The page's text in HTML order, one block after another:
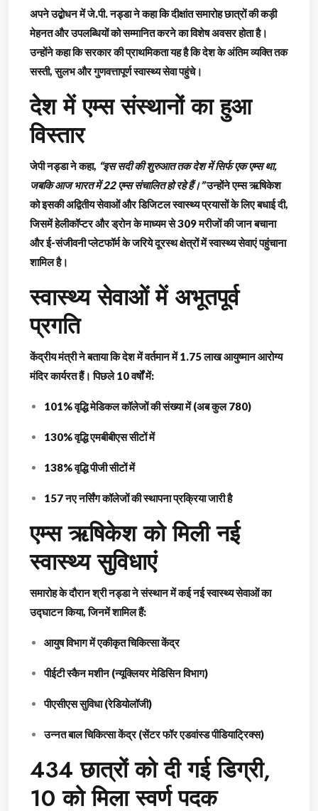
अपने उद्बोधन में जे.पी. नड्डा ने कहा कि दीक्षांत समारोह छात्रों की कड़ी
मेहनत और उपलब्धियों को सम्मानित करने का विशेष अवसर होता है।
उन्होंने कहा कि सरकार की प्राथमिकता यह है कि देश के अंतिम व्यक्ति तक
सस्ती, सुलभ और गुणवत्तापूर्ण स्वास्थ्य सेवा पहुंचे।
देश में एम्स संस्थानों का हुआ
विस्तार
जेपी नड्डा ने कहा, “इस सदी की शुरुआत तक देश में सिर्फ एक एम्स था,
जबकि आज भारत में 22 एम्स संचालित हो रहे हैं।”उन्होंने एम्स ऋषिकेश
को इसकी अद्वितीय सेवाओं और डिजिटल स्वास्थ्य प्रयासों के लिए बधाई दी,
जिसमें हेलीकॉप्टर और ड्रोन के माध्यम से 309 मरीजों की जान बचाना
और ई-संजीवनी प्लेटफॉर्म के जरिये दूरस्थ क्षेत्रों में स्वास्थ्य सेवाएं पहुंचाना
शामिल है।
स्वास्थ्य सेवाओं में अभूतपूर्व
प्रगति
केंद्रीय मंत्री ने बताया कि देश में वर्तमान में 1.75 लाख आयुष्मान आरोग्य
मंदिर कार्यरत हैं। पिछले 10 वर्षों में:
101% वृद्धि मेडिकल कॉलेजों की संख्या में (अब कुल 780)
130% वृद्धि एमबीबीएस सीटों में
138% वृद्धि पीजी सीटों में
157 नए नर्सिंग कॉलेजों की स्थापना प्रक्रिया जारी है
एम्स ऋषिकेश को मिली नई
स्वास्थ्य सुविधाएं
समारोह के दौरान श्री नड्डा ने संस्थान में कई नई स्वास्थ्य सेवाओं का
उद्घाटन किया, जिनमें शामिल हैं:
आयुष विभाग में एकीकृत चिकित्सा केंद्र
पीईटी स्कैन मशीन (न्यूक्लियर मेडिसिन विभाग)
पीएसीएस सुविधा (रेडियोलॉजी)
उन्नत बाल चिकित्सा केंद्र (सेंटर फॉर एडवांस्ड पीडियाट्रिक्स)
434 छात्रों को दी गई डिग्री,
10 को मिला स्वर्ण पदक